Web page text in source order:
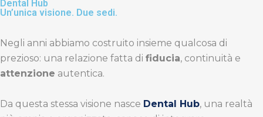
Dental Hub
Un’unica visione. Due sedi.
Negli anni abbiamo costruito insieme qualcosa di
prezioso: una relazione fatta di fiducia, continuità e
attenzione autentica.
Da questa stessa visione nasce Dental Hub, una realtà